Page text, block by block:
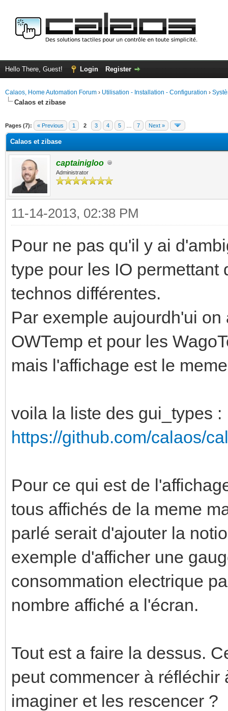
Hello There, Guest! Login Register
Calaos, Home Automation Forum › Utilisation - Installation - Configuration ›
Calaos et zibase
Pages (7): « Previous 1 2 3 4 5 7 Next »
Calaos et zibase
captainigloo
Administrator
11-14-2013, 02:38 PM
Pour ne pas qu'il y ai
type pour les IO permettant
technos différentes.
Par exemple aujourdh'ui
OWTemp et pour les
mais l'affichage est le
voila la liste des gui_types :
https://github.com/calaos/
Pour ce qui est de
tous affichés de la meme
parlé serait d'ajouter la
exemple d'afficher une
consommation electrique
nombre affiché a l'écran.
Tout est a faire la dessus.
peut commencer à
imaginer et les rescencer ?